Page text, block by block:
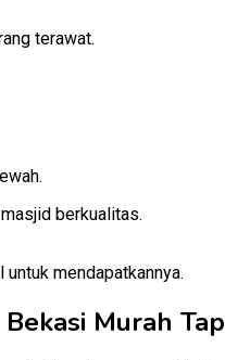
terawat.
berkualitas.
mendapatkannya.
Murah